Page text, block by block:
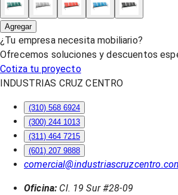
Agregar
¿Tu empresa necesita mobiliario?
Ofrecemos soluciones y descuentos
Cotiza tu proyecto
INDUSTRIAS CRUZ CENTRO
(310) 568 6924
(300) 244 1013
(311) 464 7215
(601) 207 9888
Oficina: Cl. 19 Sur #28-09